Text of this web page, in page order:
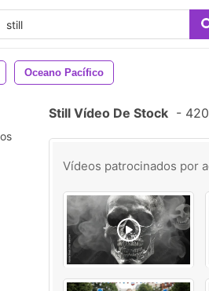
Oceano Pacífico
Still Vídeo De Stock -
Vídeos patrocinados por